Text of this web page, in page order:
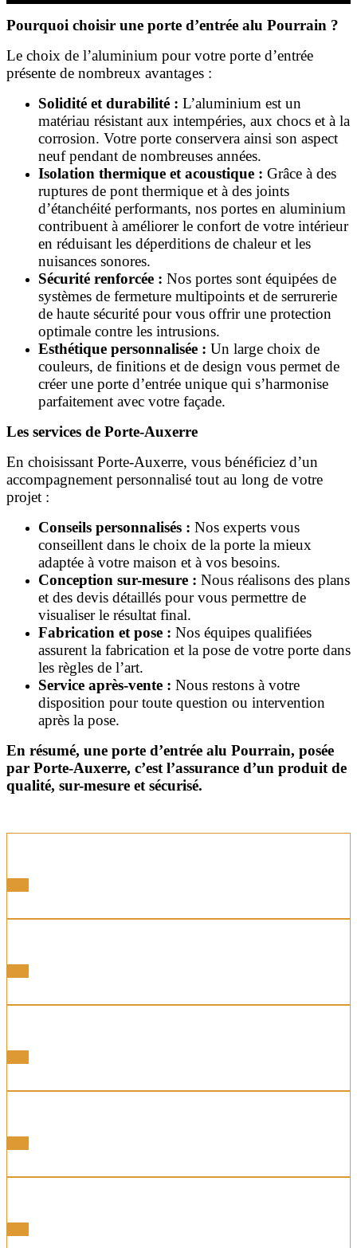
Pourquoi choisir une porte d’entrée alu Pourrain ?
Le choix de l’aluminium pour votre porte d’entrée
présente de nombreux avantages :
Solidité et durabilité : L’aluminium est un
matériau résistant aux intempéries, aux chocs et à la
corrosion. Votre porte conservera ainsi son aspect
neuf pendant de nombreuses années.
Isolation thermique et acoustique : Grâce à des
ruptures de pont thermique et à des joints
d’étanchéité performants, nos portes en aluminium
contribuent à améliorer le confort de votre intérieur
en réduisant les déperditions de chaleur et les
nuisances sonores.
Sécurité renforcée : Nos portes sont équipées de
systèmes de fermeture multipoints et de serrurerie
de haute sécurité pour vous offrir une protection
optimale contre les intrusions.
Esthétique personnalisée : Un large choix de
couleurs, de finitions et de design vous permet de
créer une porte d’entrée unique qui s’harmonise
parfaitement avec votre façade.
Les services de Porte-Auxerre
En choisissant Porte-Auxerre, vous bénéficiez d’un
accompagnement personnalisé tout au long de votre
projet :
Conseils personnalisés : Nos experts vous
conseillent dans le choix de la porte la mieux
adaptée à votre maison et à vos besoins.
Conception sur-mesure : Nous réalisons des plans
et des devis détaillés pour vous permettre de
visualiser le résultat final.
Fabrication et pose : Nos équipes qualifiées
assurent la fabrication et la pose de votre porte dans
les règles de l’art.
Service après-vente : Nous restons à votre
disposition pour toute question ou intervention
après la pose.
En résumé, une porte d’entrée alu Pourrain, posée
par Porte-Auxerre, c’est l’assurance d’un produit de
qualité, sur-mesure et sécurisé.